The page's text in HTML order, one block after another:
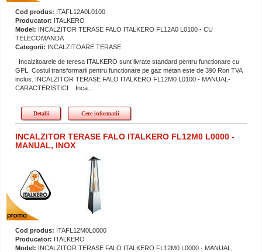
Cod produs: ITAFL12A0L0100
Producator: ITALKERO
Model: INCALZITOR TERASE FALO ITALKERO FL12A0 L0100 - CU
TELECOMANDA
Categorii: INCALZITOARE TERASE
Incalzitoarele de teresa ITALKERO sunt livrate standard pentru functionare cu
GPL. Costul transformarii pentru functionare pe gaz metan este de 390 Ron TVA
inclus. INCALZITOR TERASE FALO ITALKERO FL12M0 L0100 - MANUAL-
CARACTERISTICI Inca...
Detalii Cere informatii
INCALZITOR TERASE FALO ITALKERO FL12M0 L0000 -
MANUAL, INOX
Cod produs: ITAFL12M0L0000
Producator: ITALKERO
Model: INCALZITOR TERASE FALO ITALKERO FL12M0 L0000 - MANUAL,